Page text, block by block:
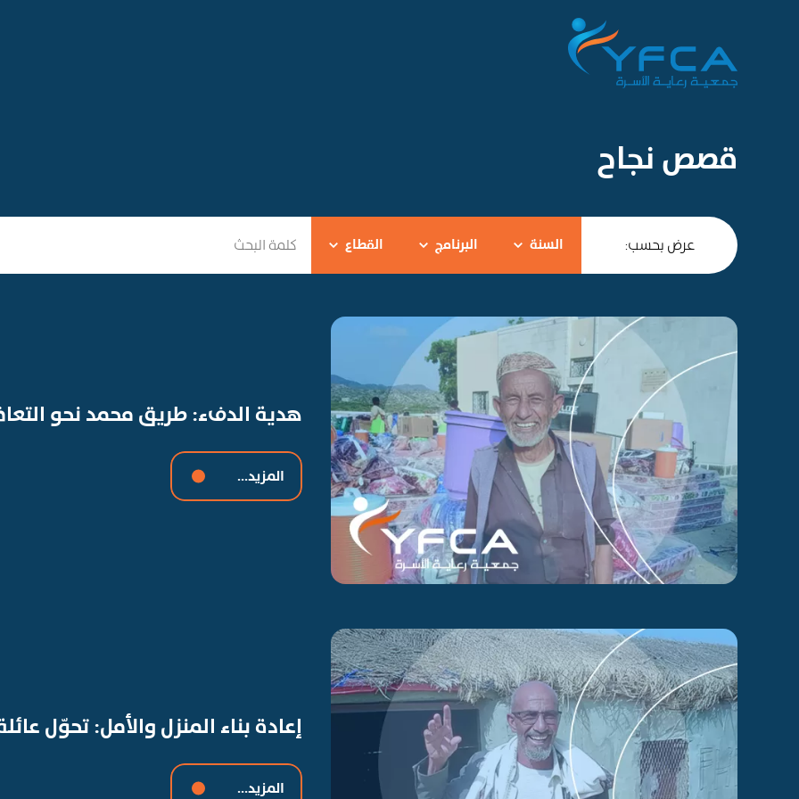
قصص نجاح
عرض بحسب: السنة البرنامج القطاع
هدية الدفء: طريق محمد نحو
المزيد...
إعادة بناء المنزل والأمل: تحوّل
المزيد...